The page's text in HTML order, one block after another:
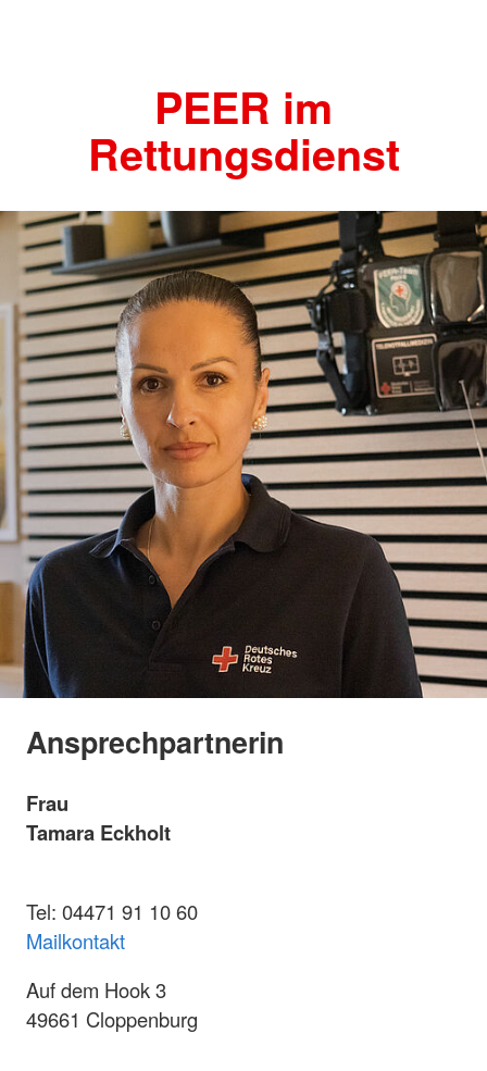
PEER im
Rettungsdienst
Ansprechpartnerin
Frau
Tamara Eckholt
Tel: 04471 91 10 60
Mailkontakt
Auf dem Hook 3
49661 Cloppenburg